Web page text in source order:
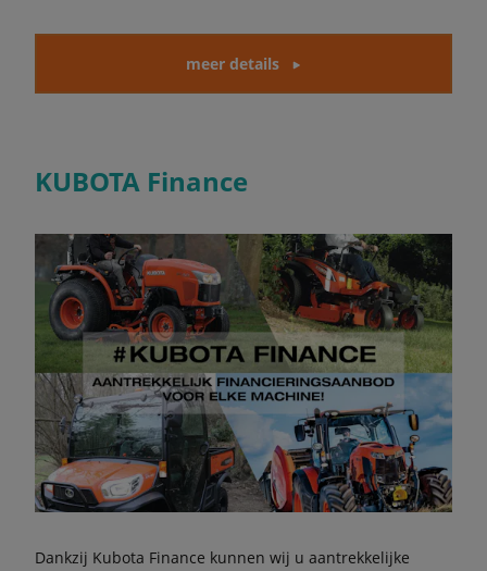
meer details
KUBOTA Finance
Dankzij Kubota Finance kunnen wij u aantrekkelijke